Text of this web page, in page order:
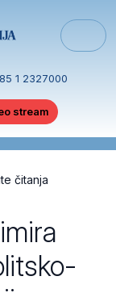
1 2327000
stream
čitanja